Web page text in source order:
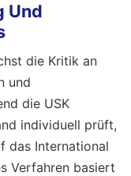
Und
die Kritik an
und
die USK
individuell prüft,
das International
Verfahren basiert